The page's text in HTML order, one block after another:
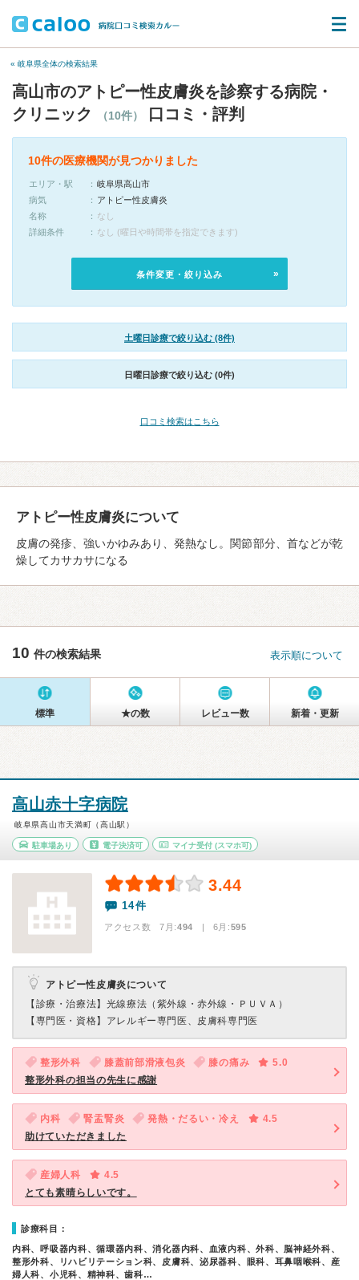
« 岐阜県全体の検索結果
高山市のアトピー性皮膚炎を診察する病院・
クリニック
（10件） 口コミ・評判
10件の医療機関が見つかりました
エリア・駅
岐阜県高山市
病気
アトピー性皮膚炎
名称
なし
詳細条件
なし (曜日や時間帯を指定できます)
条件変更・絞り込み
土曜日診療で絞り込む (8件)
日曜日診療で絞り込む (0件)
口コミ検索はこちら
アトピー性皮膚炎について
皮膚の発疹、強いかゆみあり、発熱なし。関節部分、首などが乾
燥してカサカサになる
10 件の検索結果 表示順について
標準 ★の数 レビュー数 新着・更新
高山赤十字病院
岐阜県高山市天満町（高山駅）
駐車場あり 電子決済可 マイナ受付 (スマホ可)
3.44
14件
アクセス数 7月:494 | 6月:595
アトピー性皮膚炎について
【診療・治療法】 光線療法（紫外線・赤外線・ＰＵＶＡ）
【専門医・資格】 アレルギー専門医、皮膚科専門医
整形外科 膝蓋前部滑液包炎 膝の痛み
5.0
整形外科の担当の先生に感謝
内科 腎盂腎炎 発熱・だるい・冷え
4.5
助けていただきました
産婦人科
4.5
とても素晴らしいです。
診療科目：
内科、呼吸器内科、循環器内科、消化器内科、血液内科、外科、脳神経外科、
整形外科、リハビリテーション科、皮膚科、泌尿器科、眼科、耳鼻咽喉科、産
婦人科、小児科、精神科、歯科…